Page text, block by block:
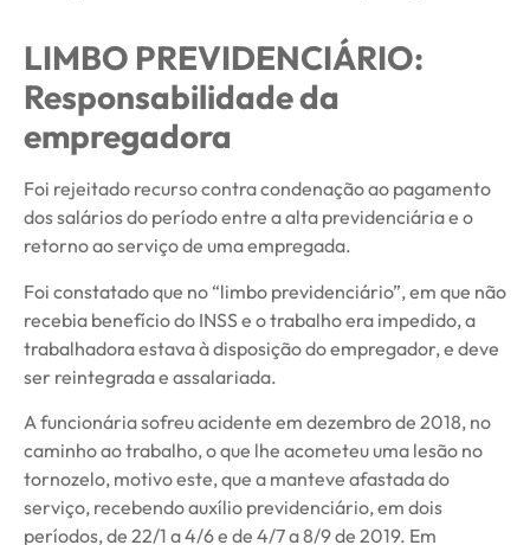
LIMBO PREVIDENCIÁRIO:
Responsabilidade da
empregadora
Foi rejeitado recurso contra condenação ao pagamento
dos salários do período entre a alta previdenciária e o
retorno ao serviço de uma empregada.
Foi constatado que no “limbo previdenciário”, em que não
recebia benefício do INSS e o trabalho era impedido, a
trabalhadora estava à disposição do empregador, e deve
ser reintegrada e assalariada.
A funcionária sofreu acidente em dezembro de 2018, no
caminho ao trabalho, o que lhe acometeu uma lesão no
tornozelo, motivo este, que a manteve afastada do
serviço, recebendo auxílio previdenciário, em dois
períodos, de 22/1 a 4/6 e de 4/7 a 8/9 de 2019. Em